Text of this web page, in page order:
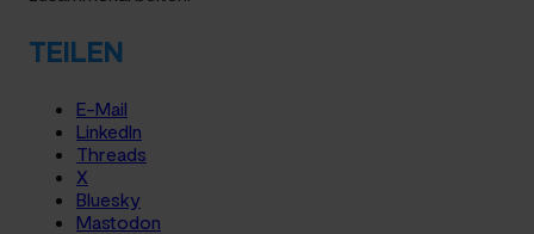
TEILEN
E-Mail
LinkedIn
Threads
X
Bluesky
Mastodon